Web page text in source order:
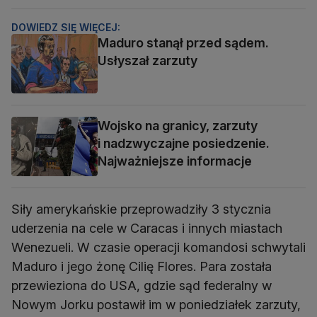
DOWIEDZ SIĘ WIĘCEJ:
Maduro stanął przed sądem.
Usłyszał zarzuty
Wojsko na granicy, zarzuty
i nadzwyczajne posiedzenie.
Najważniejsze informacje
Siły amerykańskie przeprowadziły 3 stycznia
uderzenia na cele w Caracas i innych miastach
Wenezueli. W czasie operacji komandosi schwytali
Maduro i jego żonę Cilię Flores. Para została
przewieziona do USA, gdzie sąd federalny w
Nowym Jorku postawił im w poniedziałek zarzuty,